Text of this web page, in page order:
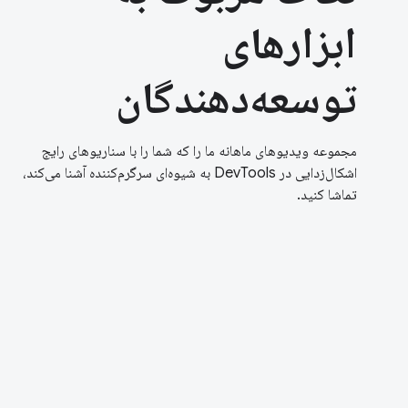
ابزارهای
توسعه‌دهندگان
مجموعه ویدیوهای ماهانه ما را که شما را با سناریوهای رایج
اشکال‌زدایی در DevTools به شیوه‌ای سرگرم‌کننده آشنا می‌کند،
تماشا کنید.